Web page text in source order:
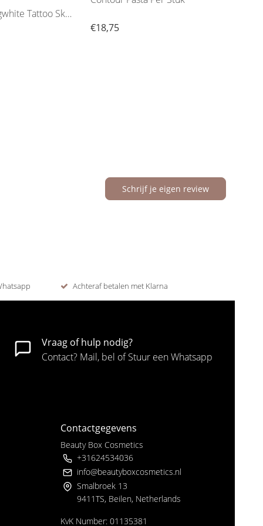
Tattoo Skin
€18,75
Schrijf je eigen review
Achteraf betalen met Klarna
Vraag of hulp nodig?
Contact? Mail, bel of Stuur een Whatsapp
Contactgegevens
Beauty Box Cosmetics
+31624534036
info@beautyboxcosmetics.nl
Smalbroek 13
9411TS, Beilen, Netherlands
KvK Number: 01135381